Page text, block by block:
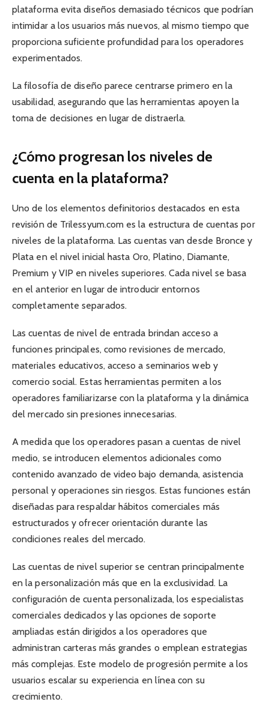
plataforma evita diseños demasiado técnicos que podrían
intimidar a los usuarios más nuevos, al mismo tiempo que
proporciona suficiente profundidad para los operadores
experimentados.
La filosofía de diseño parece centrarse primero en la
usabilidad, asegurando que las herramientas apoyen la
toma de decisiones en lugar de distraerla.
¿Cómo progresan los niveles de
cuenta en la plataforma?
Uno de los elementos definitorios destacados en esta
revisión de Trilessyum.com es la estructura de cuentas por
niveles de la plataforma. Las cuentas van desde Bronce y
Plata en el nivel inicial hasta Oro, Platino, Diamante,
Premium y VIP en niveles superiores. Cada nivel se basa
en el anterior en lugar de introducir entornos
completamente separados.
Las cuentas de nivel de entrada brindan acceso a
funciones principales, como revisiones de mercado,
materiales educativos, acceso a seminarios web y
comercio social. Estas herramientas permiten a los
operadores familiarizarse con la plataforma y la dinámica
del mercado sin presiones innecesarias.
A medida que los operadores pasan a cuentas de nivel
medio, se introducen elementos adicionales como
contenido avanzado de video bajo demanda, asistencia
personal y operaciones sin riesgos. Estas funciones están
diseñadas para respaldar hábitos comerciales más
estructurados y ofrecer orientación durante las
condiciones reales del mercado.
Las cuentas de nivel superior se centran principalmente
en la personalización más que en la exclusividad. La
configuración de cuenta personalizada, los especialistas
comerciales dedicados y las opciones de soporte
ampliadas están dirigidos a los operadores que
administran carteras más grandes o emplean estrategias
más complejas. Este modelo de progresión permite a los
usuarios escalar su experiencia en línea con su
crecimiento.